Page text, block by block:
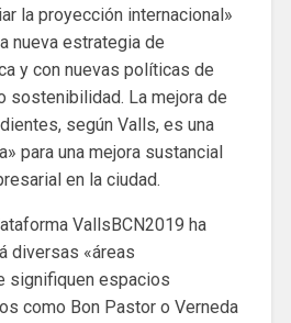
la proyección internacional»
nueva estrategia de
y con nuevas políticas de
sostenibilidad. La mejora de
según Valls, es una
para una mejora sustancial
en la ciudad.
VallsBCN2019 ha
diversas «áreas
signifiquen espacios
como Bon Pastor o Verneda